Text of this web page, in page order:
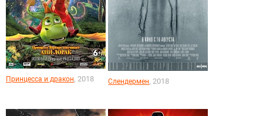
Принцесса и дракон, 2018 Слендермен, 2018